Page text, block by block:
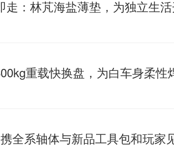
走：林芃海盐薄垫，为独立生
重载快换盘，为白车身柔性
全系轴体与新品工具包和玩家